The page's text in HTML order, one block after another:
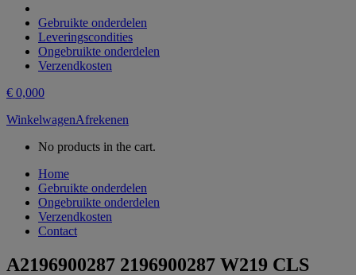
Gebruikte onderdelen
Leveringscondities
Ongebruikte onderdelen
Verzendkosten
€ 0,000
WinkelwagenAfrekenen
No products in the cart.
Home
Gebruikte onderdelen
Ongebruikte onderdelen
Verzendkosten
Contact
A2196900287 2196900287 W219 CLS